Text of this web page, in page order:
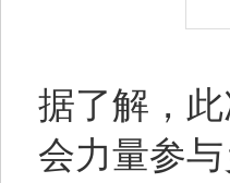
据了解，
会力量参